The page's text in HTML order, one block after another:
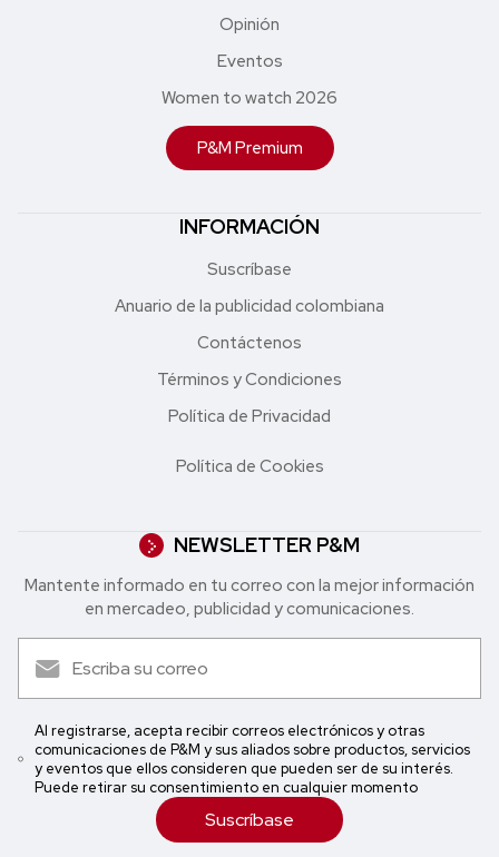
Opinión
Eventos
Women to watch 2026
P&M Premium
INFORMACIÓN
Suscríbase
Anuario de la publicidad colombiana
Contáctenos
Términos y Condiciones
Política de Privacidad
Política de Cookies
NEWSLETTER P&M
Mantente informado en tu correo con la mejor in formación
en mercadeo, publicidad y comunicaciones.
Al registrarse, acepta recibir correos electrónicos y otras
comunicaciones de P&M y sus aliados sobre productos, servicios
y eventos que ellos consideren que pueden ser de su interés.
Puede retirar su consentimiento en cualquier momento
Suscríbase